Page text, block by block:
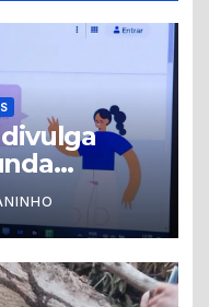
divulga